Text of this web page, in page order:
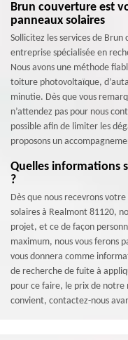
Brun couverture est
panneaux solaires
Sollicitez les services de
entreprise spécialisée en
Nous avons une méthode
toiture photovoltaïque,
minutie. Dès que vous
n’attendez pas pour nous
possible afin de limiter les
proposons un
Quelles informations
?
Dès que nous recevrons
solaires à Realmont 81120,
projet, et ce de façon
maximum, nous vous ferons
vous donnera comme
de recherche de fuite à
pour ce faire, le prix de
convient, contactez-nous